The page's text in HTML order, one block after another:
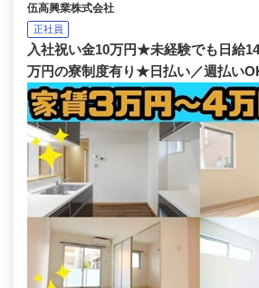
伍高興業株式会社
正社員
入社祝い金10万円★未経験でも日給
万円の寮制度有り★日払い／週払い